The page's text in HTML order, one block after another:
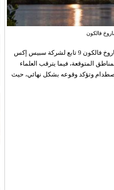
فالكون
يُعتقد أن جزءاً ضخماً تائهاً من صاروخ فالكون 9 تابع لشركة سبيس إكس
المتوقعة، فيما يترقب العلماء
وتؤكد وقوعه بشكل نهائي، حيث